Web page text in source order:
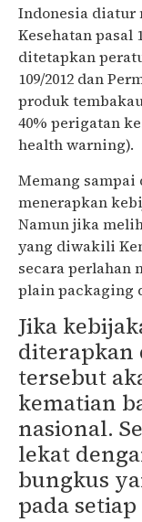
Indonesia diatur
Kesehatan pasal
ditetapkan
109/2012 dan
produk
40% perigatan
health warning).
Memang
menerapkan
Namun jika
yang diwakili
secara perlahan
plain packaging
Jika
diterapkan
tersebut
kematian
nasional.
lekat
bungkus
pada